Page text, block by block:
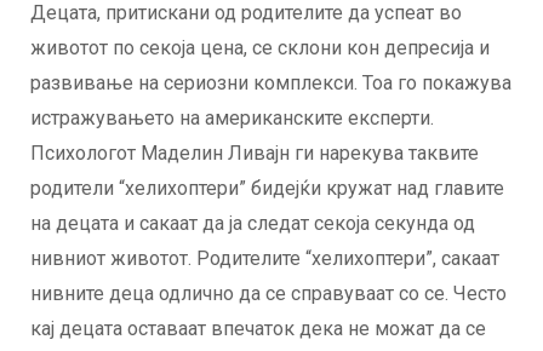
Децата, притискани од родителите да успеат во
животот по секоја цена, се склони кон депресија и
развивање на сериозни комплекси. Тоа го покажува
истражувањето на американските експерти.
Психологот Маделин Ливајн ги нарекува таквите
родители “хелихоптери” бидејќи кружат над главите
на децата и сакаат да ја следат секоја секунда од
нивниот животот. Родителите “хелихоптери”, сакаат
нивните деца одлично да се справуваат со се. Често
кај децата оставаат впечаток дека не можат да се